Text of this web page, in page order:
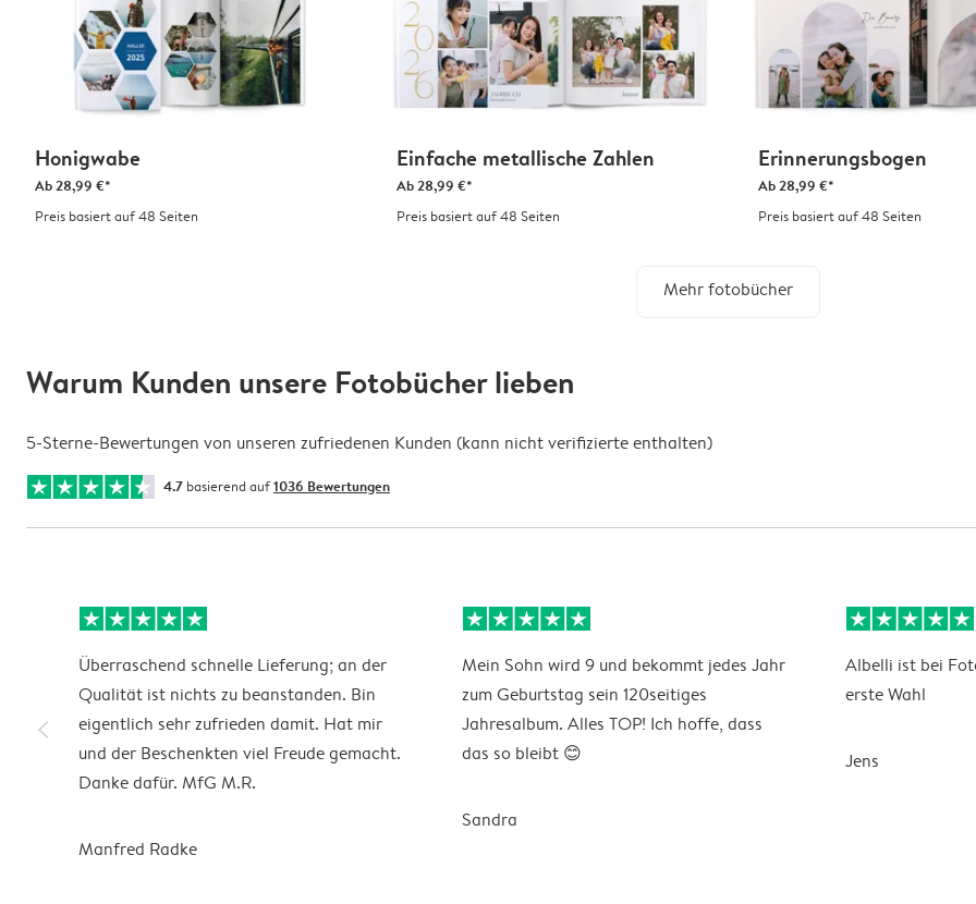
Honigwabe
Ab28,99 €*
Preis basiert auf 48 Seiten
Einfache metallische Zahlen
Ab28,99 €*
Preis basiert auf 48 Seiten
Erinnerungsbogen
Ab28,99 €*
Preis basiert auf 48 Seiten
Mehr fotobücher
Warum Kunden unsere Fotobücher lieben
5-Sterne-Bewertungen von unseren zufriedenen Kunden (kann nicht verifizierte enthalten)
4.7 basierend auf1036 Bewertungen
slim_arrow_left
Überraschend schnelle Lieferung; an der
Qualität ist nichts zu beanstanden. Bin
eigentlich sehr zufrieden damit. Hat mir
und der Beschenkten viel Freude gemacht.
Danke dafür. MfG M.R.
Manfred Radke
Mein Sohn wird 9 und bekommt jedes Jahr
zum Geburtstag sein 120seitiges
Jahresalbum. Alles TOP! Ich hoffe, dass
das so bleibt 😊
Sandra
Albelli ist bei
erste Wahl
Jens